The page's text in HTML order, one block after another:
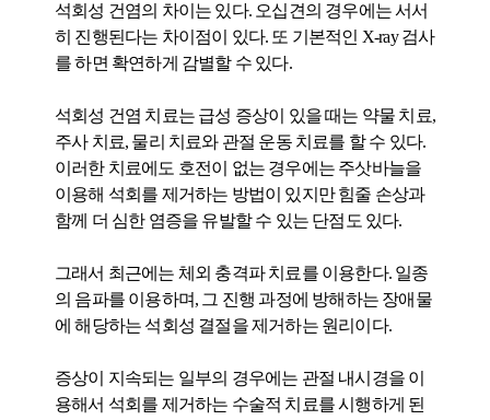
석회성 건염의 차이는 있다. 오십견의 경우에는 서서
히 진행된다는 차이점이 있다. 또 기본적인 X-ray 검사
를 하면 확연하게 감별할 수 있다.
석회성 건염 치료는 급성 증상이 있을 때는 약물 치료,
주사 치료, 물리 치료와 관절 운동 치료를 할 수 있다.
이러한 치료에도 호전이 없는 경우에는 주삿바늘을
이용해 석회를 제거하는 방법이 있지만 힘줄 손상과
함께 더 심한 염증을 유발할 수 있는 단점도 있다.
그래서 최근에는 체외 충격파 치료를 이용한다. 일종
의 음파를 이용하며, 그 진행 과정에 방해하는 장애물
에 해당하는 석회성 결절을 제거하는 원리이다.
증상이 지속되는 일부의 경우에는 관절 내시경을 이
용해서 석회를 제거하는 수술적 치료를 시행하게 된